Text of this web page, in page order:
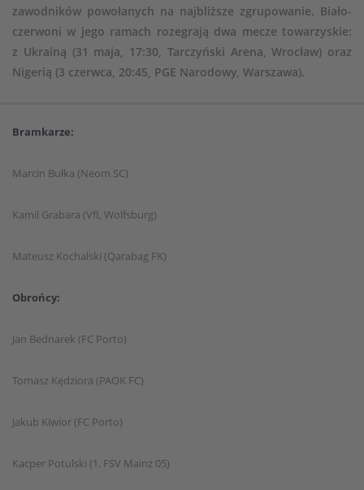
zawodników powołanych na najbliższe zgrupowanie. Biało-
czerwoni w jego ramach rozegrają dwa mecze towarzyskie:
z Ukrainą (31 maja, 17:30, Tarczyński Arena, Wrocław) oraz
Nigerią (3 czerwca, 20:45, PGE Narodowy, Warszawa).
Bramkarze:
Marcin Bułka (Neom SC)
Kamil Grabara (VfL Wolfsburg)
Mateusz Kochalski (Qarabag FK)
Obrońcy:
Jan Bednarek (FC Porto)
Tomasz Kędziora (PAOK FC)
Jakub Kiwior (FC Porto)
Kacper Potulski (1. FSV Mainz 05)